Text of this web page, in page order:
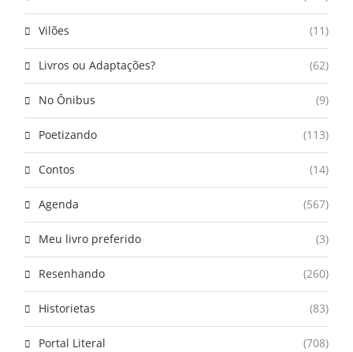
Vilões (11)
Livros ou Adaptações? (62)
No Ônibus (9)
Poetizando (113)
Contos (14)
Agenda (567)
Meu livro preferido (3)
Resenhando (260)
Historietas (83)
Portal Literal (708)